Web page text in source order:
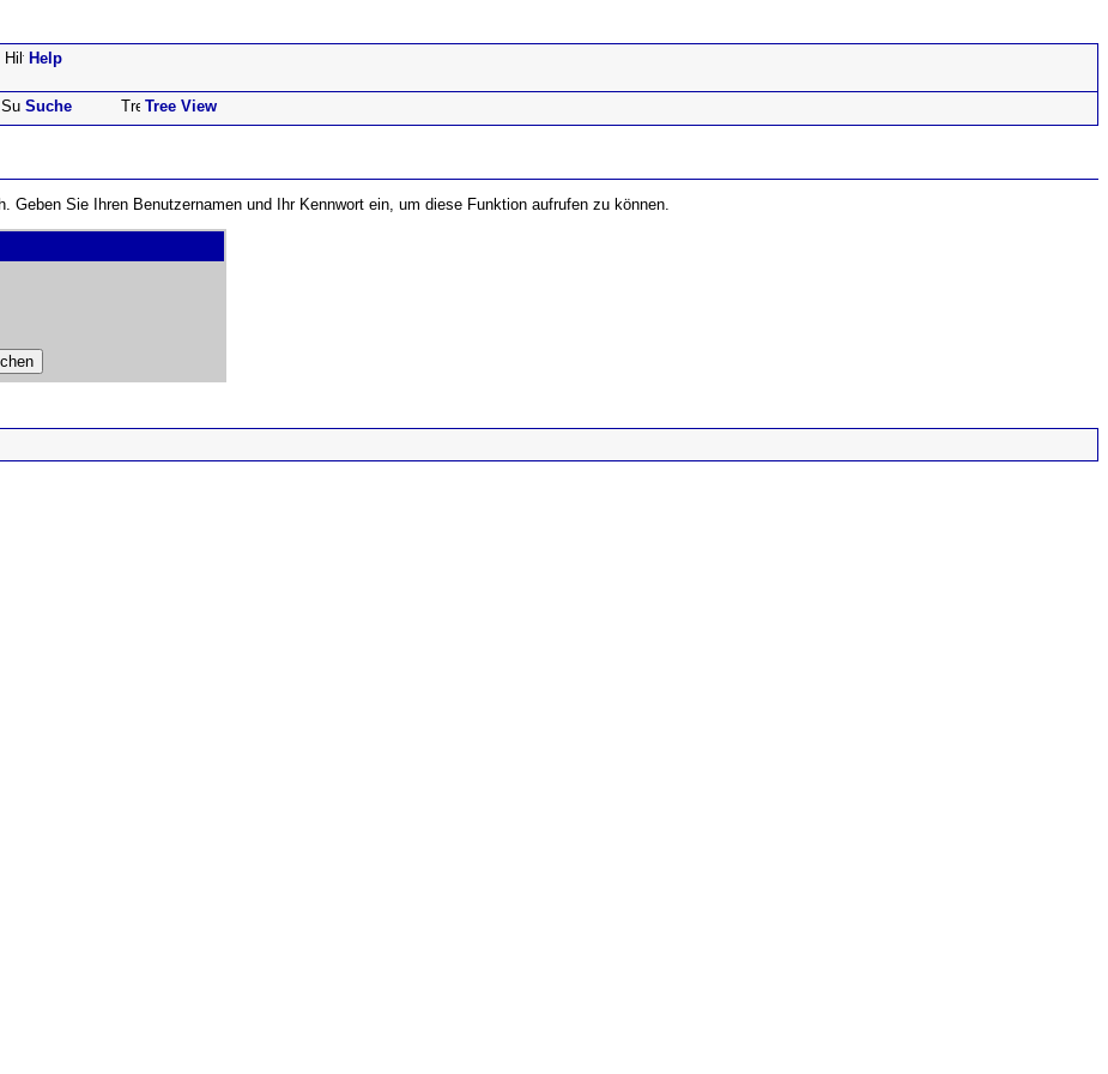
Help
Suche Tree View
Sie Ihren Benutzernamen und Ihr Kennwort ein, um diese Funktion aufrufen zu können.